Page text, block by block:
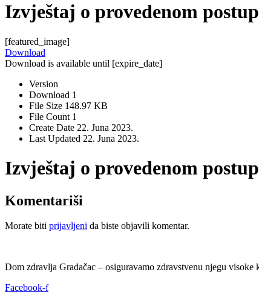
Izvještaj o provedenom
[featured_image]
Download
Download is available until [expire_date]
Version
Download 1
File Size 148.97 KB
File Count 1
Create Date 22. Juna 2023.
Last Updated 22. Juna 2023.
Izvještaj o provedenom
Komentariši
Morate biti prijavljeni da biste objavili komentar.
Dom zdravlja Gradačac – osiguravamo zdravstvenu njegu
Facebook-f